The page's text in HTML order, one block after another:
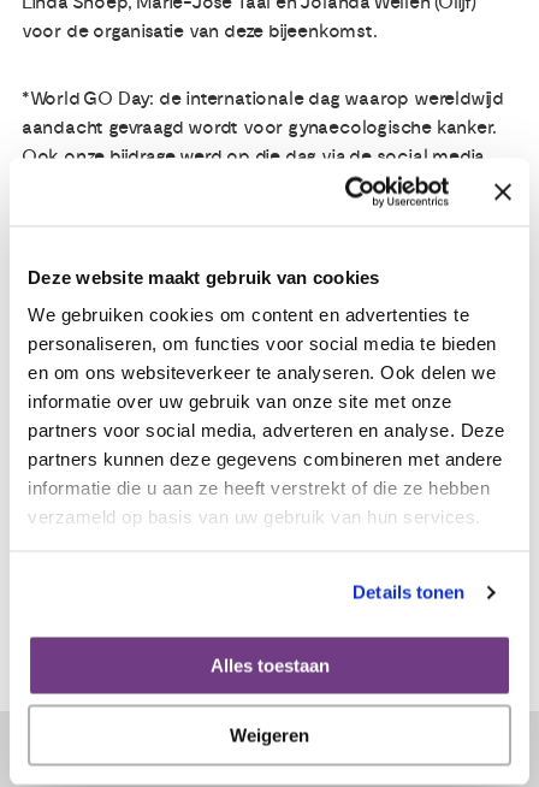
Deze website maakt gebruik van cookies
We gebruiken cookies om content en advertenties te
personaliseren, om functies voor social media te bieden
en om ons websiteverkeer te analyseren. Ook delen we
informatie over uw gebruik van onze site met onze
partners voor social media, adverteren en analyse. Deze
partners kunnen deze gegevens combineren met andere
informatie die u aan ze heeft verstrekt of die ze hebben
verzameld op basis van uw gebruik van hun services.
Details tonen
Alles toestaan
Weigeren
voor de organisatie van deze bijeenkomst.
*World GO Day: de internationale dag waarop wereldwijd
aandacht gevraagd wordt voor gynaecologische kanker.
Ook onze bijdrage werd op die dag via de social media
rechtsonder is Jolanda Wellen)
Lees verder...